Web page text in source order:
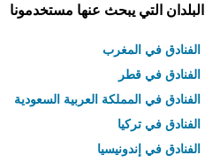
البلدان التي يبحث عنها مستخدمونا
الفنادق في المغرب
الفنادق في قطر
الفنادق في المملكة العربية السعودية
الفنادق في تركيا
الفنادق في إندونيسيا